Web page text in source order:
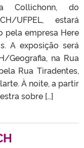
Collichonn, do
UFPEL, estará
pela empresa Here
A exposição será
Geografia, na Rua
Rua Tiradentes,
À noite, a partir
sobre […]